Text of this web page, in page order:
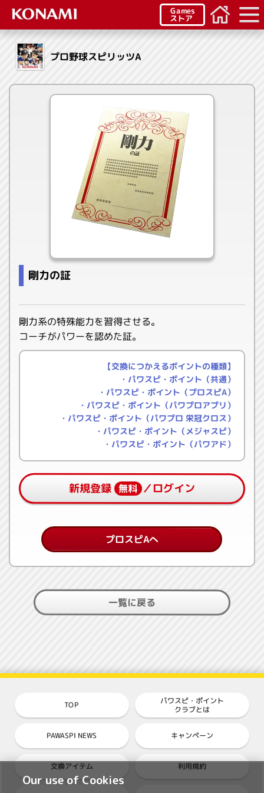
Games
ストア
プロ野球スピリッツA
剛力の証
剛力系の特殊能力を習得させる。
コーチがパワーを認めた証。
【交換につかえるポイントの種類】
・パワスピ・ポイント（共通）
・パワスピ・ポイント（プロスピA）
・パワスピ・ポイント（パワプロアプリ）
・パワスピ・ポイント（パワプロ 栄冠クロス）
・パワスピ・ポイント（メジャスピ）
・パワスピ・ポイント（パワアド）
新規登録 無料 ／ログイン
プロスピAへ
一覧に戻る
TOP パワスピ・ポイント
クラブとは
PAWASPI NEWS キャンペーン
交換アイテム 利用規約
Our use of Cookies